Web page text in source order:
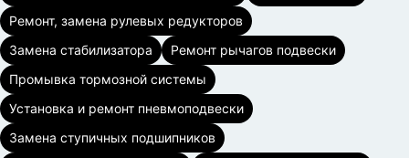
Ремонт, замена рулевых редукторов
Замена стабилизатора
Ремонт рычагов подвески
Промывка тормозной системы
Установка и ремонт пневмоподвески
Замена ступичных подшипников